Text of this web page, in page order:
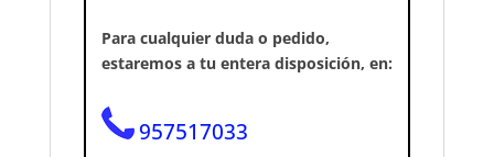
Para cualquier duda o pedido,
estaremos a tu entera disposición, en:
957517033